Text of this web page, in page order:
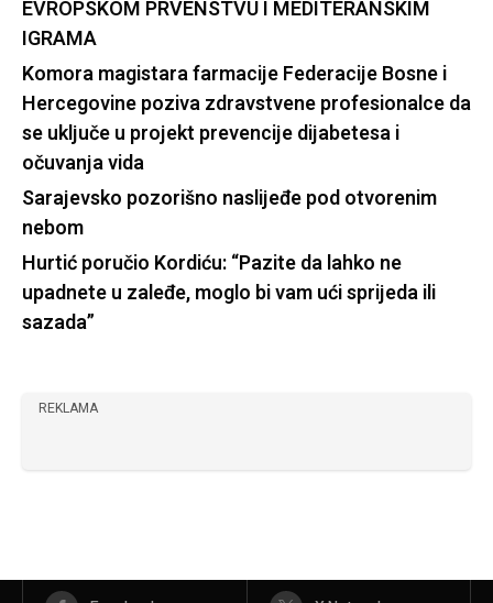
EVROPSKOM PRVENSTVU I MEDITERANSKIM
IGRAMA
Komora magistara farmacije Federacije Bosne i
Hercegovine poziva zdravstvene profesionalce da
se uključe u projekt prevencije dijabetesa i
očuvanja vida
Sarajevsko pozorišno naslijeđe pod otvorenim
nebom
Hurtić poručio Kordiću: “Pazite da lahko ne
upadnete u zaleđe, moglo bi vam ući sprijeda ili
sazada”
REKLAMA